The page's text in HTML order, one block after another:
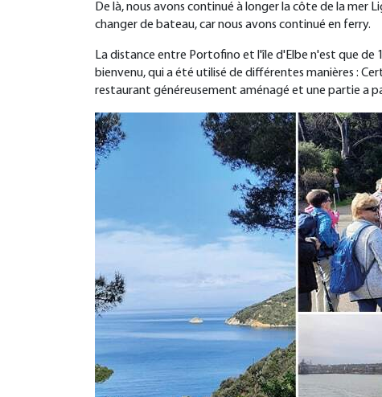
De là, nous avons continué à longer la côte de la
changer de bateau, car nous avons continué en ferry.
La distance entre Portofino et l'île d'Elbe n'est que de
bienvenu, qui a été utilisé de différentes manières :
restaurant généreusement aménagé et une partie a